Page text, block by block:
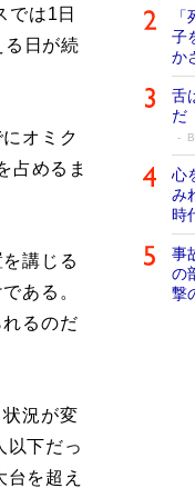
では1日
日が続
オミク
占めるま
講じる
ある。
るのだ
況が変
以下だっ
を超え
子
か
舌
だ
心
み
時
事
の
撃